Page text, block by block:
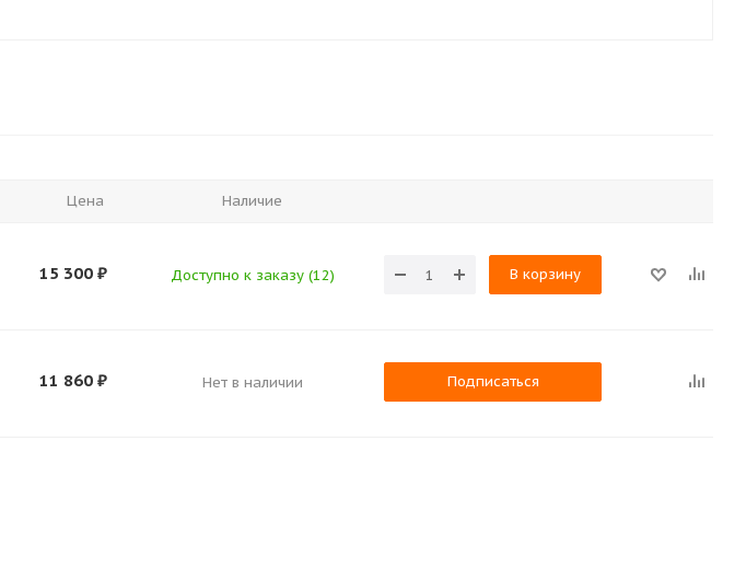
Цена Наличие
15 300 ₽ Доступно к заказу (12) В корзину
11 860 ₽ Нет в наличии Подписаться